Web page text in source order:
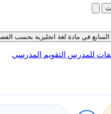
في مادة لغة انجليزية بحسب الفصل الثالث
للمدرس التقويم المدرسي